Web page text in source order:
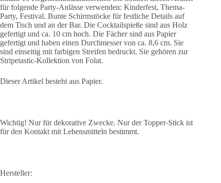
für folgende Party-Anlässe verwenden: Kinderfest, Thema-
Party, Festival. Bunte Schirmstöcke für festliche Details auf
dem Tisch und an der Bar. Die Cocktailspieße sind aus Holz
gefertigt und ca. 10 cm hoch. Die Fächer sind aus Papier
gefertigt und haben einen Durchmesser von ca. 8,6 cm. Sie
sind einseitig mit farbigen Streifen bedruckt. Sie gehören zur
Stripetastic-Kollektion von Folat.
Dieser Artikel besteht aus Papier.
Wichtig! Nur für dekorative Zwecke. Nur der Topper-Stick ist
für den Kontakt mit Lebensmitteln bestimmt.
Hersteller: